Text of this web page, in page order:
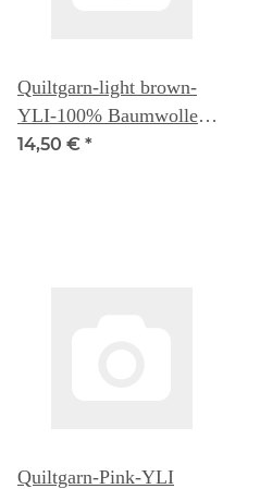
Quiltgarn-light brown-
YLI-100% Baumwolle
500 Yd. (ca 457m) -
14,50 € *
Quiltgarn-Pink-YLI